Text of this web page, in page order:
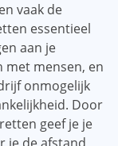
vaak de
essentieel
aan je
met mensen, en
onmogelijk
Door
geef je je